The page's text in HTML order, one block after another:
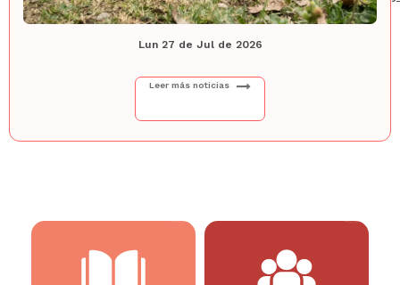
Lun 27 de Jul de 2026
Leer más noticias